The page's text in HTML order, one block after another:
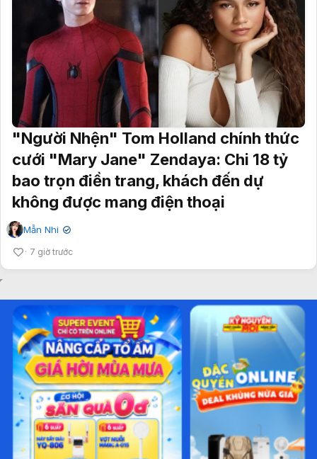
"Người Nhện" Tom Holland chính thức
cưới "Mary Jane" Zendaya: Chi 18 tỷ
bao trọn điền trang, khách đến dự
không được mang điện thoại
Mẫn Nhi ✔
7 giờ trước